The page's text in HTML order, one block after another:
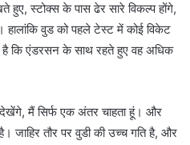
स्टोक्स के पास ढेर सारे विकल्प होंगे,
हालांकि वुड को पहले टेस्ट में कोई विकेट
है कि एंडरसन के साथ रहते हुए वह अधिक
मैं सिर्फ एक अंतर चाहता हूं। और
जाहिर तौर पर वुडी की उच्च गति है, और